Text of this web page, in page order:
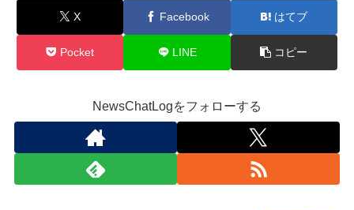
X Facebook はてブ
Pocket LINE コピー
NewsChatLogをフォローする